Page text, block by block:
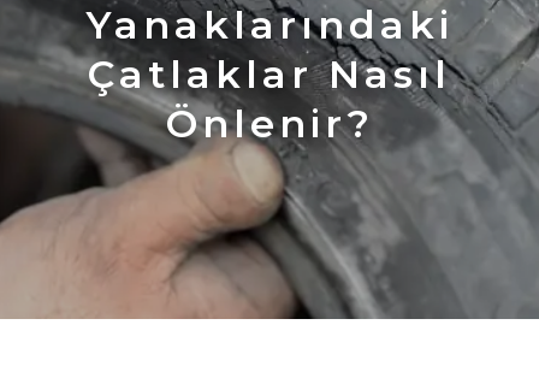
Yanaklarındaki
Çatlaklar Nasıl
Önlenir?